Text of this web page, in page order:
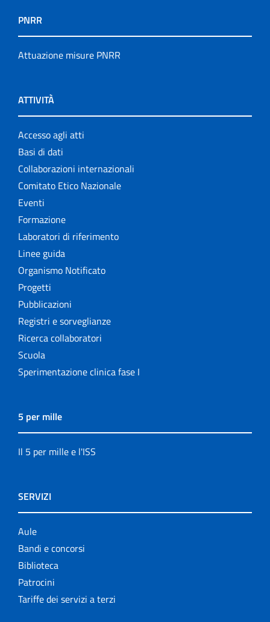
PNRR
Attuazione misure PNRR
ATTIVITÀ
Accesso agli atti
Basi di dati
Collaborazioni internazionali
Comitato Etico Nazionale
Eventi
Formazione
Laboratori di riferimento
Linee guida
Organismo Notificato
Progetti
Pubblicazioni
Registri e sorveglianze
Ricerca collaboratori
Scuola
Sperimentazione clinica fase I
5 per mille
Il 5 per mille e l'ISS
SERVIZI
Aule
Bandi e concorsi
Biblioteca
Patrocini
Tariffe dei servizi a terzi